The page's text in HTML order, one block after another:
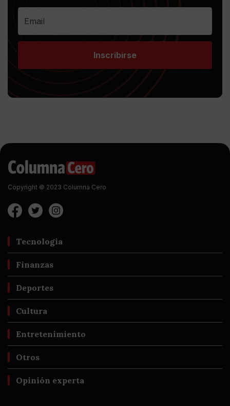
Inscribirse
Copyright © 2023 Columna Cero
Tecnología
Finanzas
Deportes
Cultura
Entretenimiento
Otros
Opinión experta